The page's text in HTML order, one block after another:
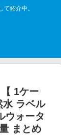
紹介中。
1ケー
水 ラベル
ウォータ
まとめ